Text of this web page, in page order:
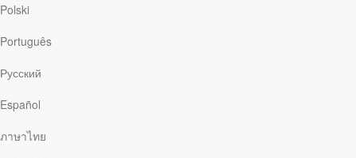
Polski
Português
Русский
Español
ภาษาไทย
韋陌格
韋陌格（Mike Wittmer）。陌格是美國大湍市神學院的系統神學教
正值少年期的子女，因此他們忙得沒時間擁有任何嗜好。但是陌格
洲菜餚，更熱愛撰寫與基督教神學相關的文章和書籍。